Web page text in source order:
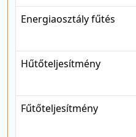
Energiaosztály fűtés
Hűtőteljesítmény
Fűtőteljesítmény